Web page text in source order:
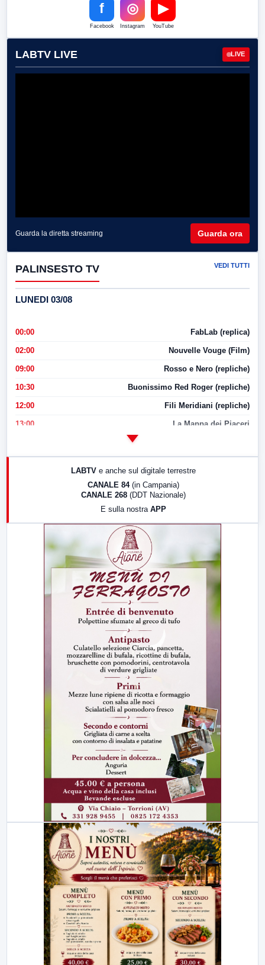
f
Facebook
◎
Instagram
▶
YouTube
LABTV LIVE LIVE
Guarda la diretta streaming Guarda ora
PALINSESTO TV VEDI TUTTI
LUNEDI 03/08
00:00 FabLab (replica)
02:00 Nouvelle Vouge (Film)
09:00 Rosso e Nero (repliche)
10:30 Buonissimo Red Roger (repliche)
12:00 Fili Meridiani (repliche)
13:00 La Mappa dei Piaceri
17:00 LabNews (replica)
LABTV e anche sul digitale terrestre
CANALE 84 (in Campania)
CANALE 268 (DDT Nazionale)
E sulla nostra APP